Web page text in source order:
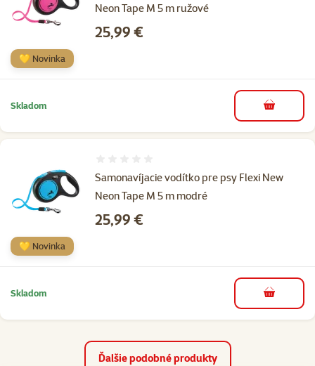
Neon Tape M 5 m ružové
Cena
25,99 €
💛 Novinka
Skladom do košíka
Samonavíjacie vodítko pre psy Flexi New
Neon Tape M 5 m modré
Cena
25,99 €
💛 Novinka
Skladom do košíka
Ďalšie podobné produkty